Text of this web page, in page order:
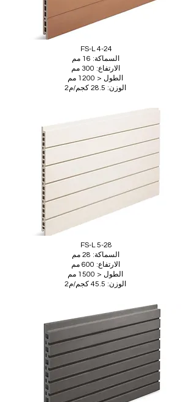
FS-L 4-24
السماكة: 16 مم
الارتفاع: 300 مم
الطول < 1200 مم
الوزن: 28.5 كجم/م2
FS-L 5-28
السماكة: 28 مم
الارتفاع: 600 مم
الطول < 1500 مم
الوزن: 45.5 كجم/م2